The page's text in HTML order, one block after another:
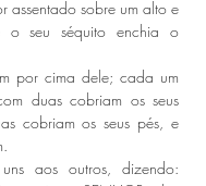
assentado sobre um alto e
o seu séquito enchia o
por cima dele; cada um
duas cobriam os seus
cobriam os seus pés, e
aos outros, dizendo: